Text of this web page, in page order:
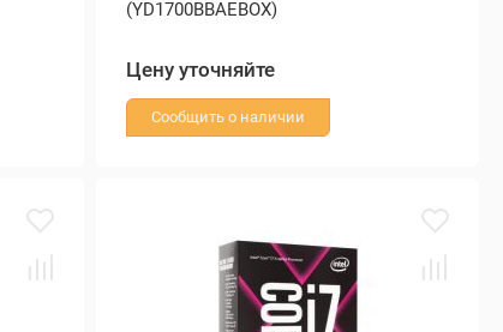
(YD1700BBAEBOX)
Цену уточняйте
Сообщить о наличии